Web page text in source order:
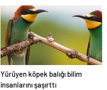
Geographic görüntüledi.
Yürüyen köpek balığı bilim
insanlarını şaşırttı